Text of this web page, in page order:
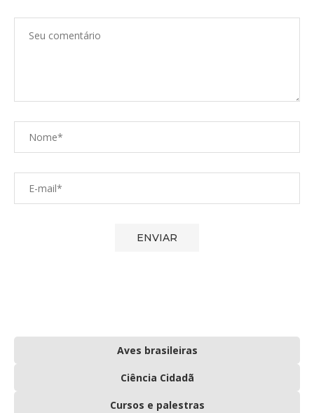
Aves brasileiras
Ciência Cidadã
Cursos e palestras